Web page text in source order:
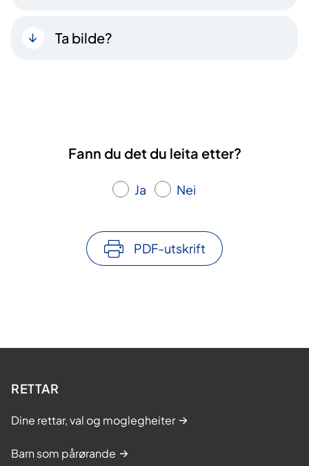
Ta bilde?
Fann du det du leita etter?
Ja Nei
PDF-utskrift
RETTAR
Dine rettar, val og moglegheiter
Barn som pårørande